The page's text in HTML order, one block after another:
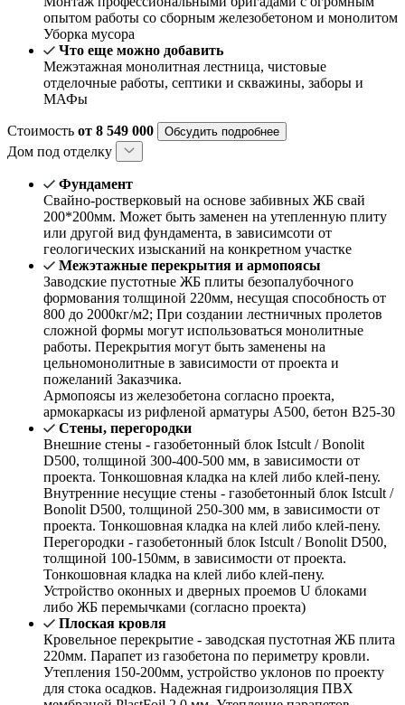
опытом работы со сборным железобетоном и монолитом
Уборка мусора
Что еще можно добавить
Межэтажная монолитная лестница, чистовые
отделочные работы, септики и скважины, заборы и
МАФы
Стоимость от 8 549 000 Обсудить подробнее
Дом под отделку
Фундамент
Свайно-ростверковый на основе забивных ЖБ свай
200*200мм. Может быть заменен на утепленную плиту
или другой вид фундамента, в зависимсоти от
геологических изысканий на конкретном участке
Межэтажные перекрытия и армопоясы
Заводские пустотные ЖБ плиты безопалубочного
формования толщиной 220мм, несущая способность от
800 до 2000кг/м2; При создании лестничных пролетов
сложной формы могут использоваться монолитные
работы. Перекрытия могут быть заменены на
цельномонолитные в зависимости от проекта и
пожеланий Заказчика.
Армопоясы из железобетона согласно проекта,
армокаркасы из рифленой арматуры А500, бетон В25-30
Стены, перегородки
Внешние стены - газобетонный блок Istcult / Bonolit
D500, толщиной 300-400-500 мм, в зависимости от
проекта. Тонкошовная кладка на клей либо клей-пену.
Внутренние несущие стены - газобетонный блок Istcult /
Bonolit D500, толщиной 250-300 мм, в зависимости от
проекта. Тонкошовная кладка на клей либо клей-пену.
Перегородки - газобетонный блок Istcult / Bonolit D500,
толщиной 100-150мм, в зависимости от проекта.
Тонкошовная кладка на клей либо клей-пену.
Устройство оконных и дверных проемов U блоками
либо ЖБ перемычками (согласно проекта)
Плоская кровля
Кровельное перекрытие - заводская пустотная ЖБ плита
220мм. Парапет из газобетона по периметру кровли.
Утепления 150-200мм, устройство уклонов по проекту
для стока осадков. Надежная гидроизоляция ПВХ